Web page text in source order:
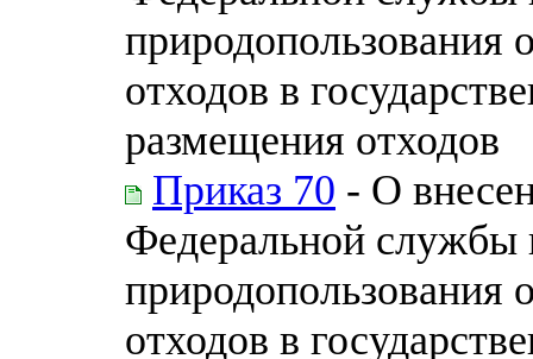
природопользования
отходов в
размещения отходов
Приказ 70 - О
Федеральной службы
природопользования
отходов в